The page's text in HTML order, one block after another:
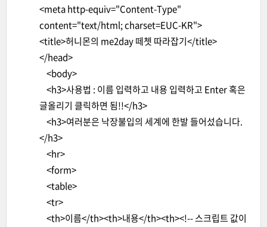
<meta http-equiv="Content-Type"
content="text/html; charset=EUC-KR">
<title>허니몬의 me2day 떼쳇 따라잡기</title>
</head>
<body>
<h3>사용법 : 이름 입력하고 내용 입력하고 Enter 혹은
글올리기 클릭하면 됨!!</h3>
<h3>여러분은 낙장불입의 세계에 한발 들어섰습니다.
</h3>
<hr>
<form>
<table>
<tr>
<th>이름</th><th>내용</th><th><!-- 스크립트 값이